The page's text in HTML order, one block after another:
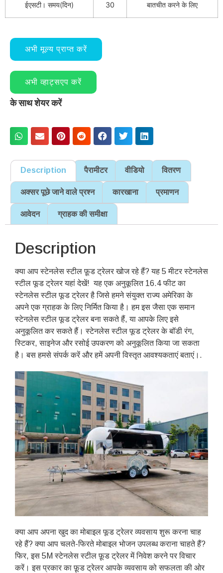
ईएसटी। समय(दिन) 30 बातचीत करने के लिए
अभी मूल्य प्राप्त करें
अभी व्हाट्सएप करें
के साथ शेयर करें
Description पैरामीटर वीडियो वितरण
अक्सर पूछे जाने वाले प्रश्न कारखाना प्रमाणन
आवेदन ग्राहक की समीक्षा
Description
क्या आप स्टेनलेस स्टील फ़ूड ट्रेलर खोज रहे हैं? यह 5 मीटर स्टेनलेस
स्टील फूड ट्रेलर यहां देखें! यह एक अनुकूलित 16.4 फीट का
स्टेनलेस स्टील फूड ट्रेलर है जिसे हमने संयुक्त राज्य अमेरिका के
अपने एक ग्राहक के लिए निर्मित किया है। हम इस जैसा एक समान
स्टेनलेस स्टील फूड ट्रेलर बना सकते हैं, या आपके लिए इसे
अनुकूलित कर सकते हैं। स्टेनलेस स्टील फूड ट्रेलर के बॉडी रंग,
स्टिकर, साइनेज और रसोई उपकरण को अनुकूलित किया जा सकता
है। बस हमसे संपर्क करें और हमें अपनी विस्तृत आवश्यकताएं बताएं।.
क्या आप अपना खुद का मोबाइल फूड ट्रेलर व्यवसाय शुरू करना चाह
रहे हैं? क्या आप चलते-फिरते मोबाइल भोजन उपलब्ध कराना चाहते हैं?
फिर, इस 5M स्टेनलेस स्टील फ़ूड ट्रेलर में निवेश करने पर विचार
करें। इस प्रकार का फ़ूड ट्रेलर आपके व्यवसाय को सफलता की ओर